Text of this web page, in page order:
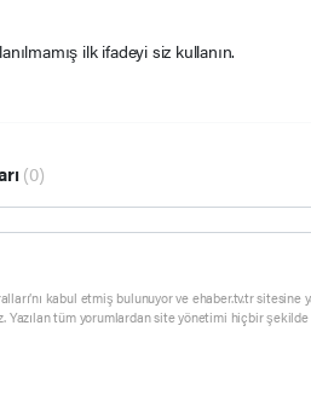
ilk ifadeyi siz kullanın.
(0)
kabul etmiş bulunuyor ve ehaber.tv.tr
Yazılan tüm yorumlardan site yönetimi hiçbir